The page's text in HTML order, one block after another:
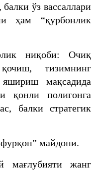
ўз вассаллари
ҳам “қурбонлик
ниқоби: Очиқ
тизимнинг
мақсадида
қонли полигонга
балки стратегик
майдони.
мағлубияти жанг